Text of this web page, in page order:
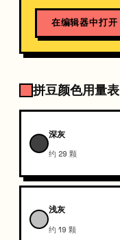
在编辑器中打开
拼豆颜色用量表
深灰
约 29 颗
浅灰
约 19 颗